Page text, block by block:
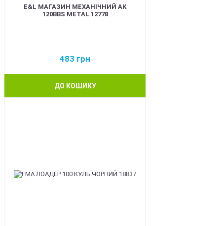
E&L МАГАЗИН МЕХАНІЧНИЙ АК
120BBS METAL 12778
483 грн
ДО КОШИКУ